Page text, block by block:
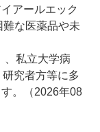
アールエック
な医薬品や未
、私立大学病
究者方等に多
。（2026年08